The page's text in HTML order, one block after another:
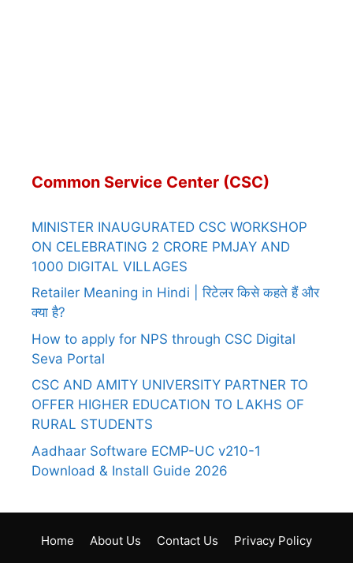
Common Service Center (CSC)
MINISTER INAUGURATED CSC WORKSHOP
ON CELEBRATING 2 CRORE PMJAY AND
1000 DIGITAL VILLAGES
Retailer Meaning in Hindi | रिटेलर किसे कहते हैं और
क्या है?
How to apply for NPS through CSC Digital
Seva Portal
CSC AND AMITY UNIVERSITY PARTNER TO
OFFER HIGHER EDUCATION TO LAKHS OF
RURAL STUDENTS
Aadhaar Software ECMP-UC v210-1
Download & Install Guide 2026
Home About Us Contact Us
Privacy Policy